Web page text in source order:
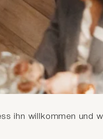
der zahlreichen
Veranstaltung.
und die stets
was in den
ihn willkommen und